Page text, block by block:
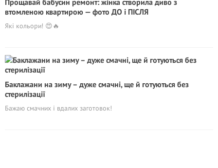
Прощавай бабусин ремонт: жінка створила диво з
втомленою квартирою — фото ДО і ПІСЛЯ
Які кольори! 😍🔥
Баклажани на зиму – дуже смачні, ще й готуються без
стерилізації
Бажаю смачних і вдалих заготовок!